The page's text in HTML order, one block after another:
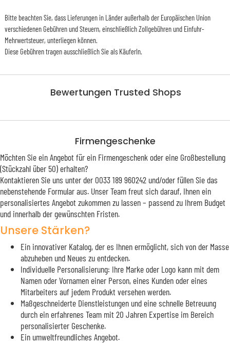
Bewertungen Trusted Shops
Bitte beachten Sie, dass Lieferungen in Länder außerhalb der Europäischen Union
verschiedenen Gebühren und Steuern, einschließlich Zollgebühren und Einfuhr-
Mehrwertsteuer, unterliegen können.
Diese Gebühren tragen ausschließlich Sie als KäuferIn.
Firmengeschenke
Möchten Sie ein Angebot für ein Firmengeschenk oder eine Großbestellung
(Stückzahl über 50) erhalten?
Kontaktieren Sie uns unter der 0033 189 960242 und/oder füllen Sie das
nebenstehende Formular aus. Unser Team freut sich darauf, Ihnen ein
personalisiertes Angebot zukommen zu lassen – passend zu Ihrem Budget
und innerhalb der gewünschten Fristen.
Unsere Stärken?
Ein innovativer Katalog, der es Ihnen ermöglicht, sich von der Masse
abzuheben und Neues zu entdecken.
Individuelle Personalisierung: Ihre Marke oder Logo kann mit dem
Namen oder Vornamen einer Person, eines Kunden oder eines
Mitarbeiters auf jedem Produkt versehen werden.
Maßgeschneiderte Dienstleistungen und eine schnelle Betreuung
durch ein erfahrenes Team mit 20 Jahren Expertise im Bereich
personalisierter Geschenke.
Ein umweltfreundliches Angebot.